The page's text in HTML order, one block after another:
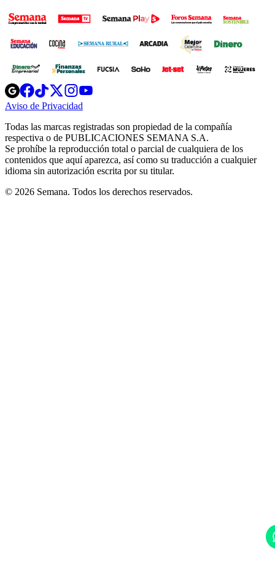
Opens
in
new
Opens
in
new
Opens
in
new
window
Opens
new
windowwindow
Aviso de Privacidad
new
window
Todas las marcas registradas son propiedad de la compañía
respectiva o de PUBLICACIONES SEMANA S.A.
Se prohíbe la reproducción total o parcial de cualquiera de los
contenidos que aquí aparezca, así como su traducción a cualquier
idioma sin autorización escrita por su titular.
© 2026 Semana. Todos los derechos reservados.